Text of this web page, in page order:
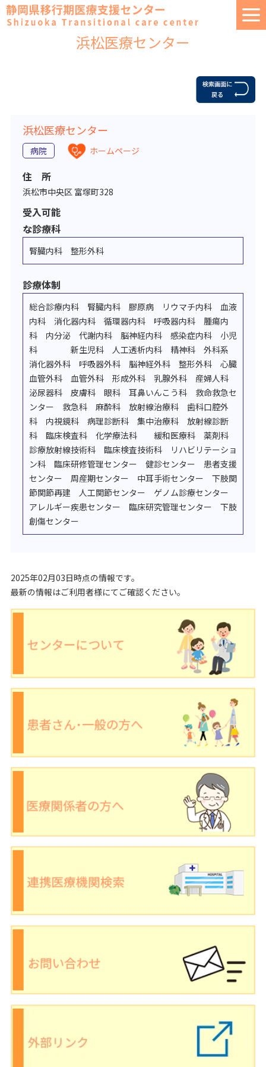
浜松医療センター
浜松医療センター
病院 ホームページ
住 所
浜松市中央区 富塚町328
受入可能
な診療科
腎臓内科 整形外科
診療体制
総合診療内科 腎臓内科 膠原病 リウマチ内科 血液
内科 消化器内科 循環器内科 呼吸器内科 腫瘍内
科 内分泌 代謝内科 脳神経内科 感染症内科 小児
科 新生児科 人工透析内科 精神科 外科系
消化器外科 呼吸器外科 脳神経外科 整形外科 心臓
血管外科 血管外科 形成外科 乳腺外科 産婦人科
泌尿器科 皮膚科 眼科 耳鼻いんこう科 救命救急セ
ンター 救急科 麻酔科 放射線治療科 歯科口腔外
科 内視鏡科 病理診断科 集中治療科 放射線診断
科 臨床検査科 化学療法科 緩和医療科 薬剤科
診療放射線技術科 臨床検査技術科 リハビリテーショ
ン科 臨床研修管理センター 健診センター 患者支援
センター 周産期センター 中耳手術センター 下肢関
節関節再建 人工関節センター ゲノム診療センター
アレルギー疾患センター 臨床研究管理センター 下肢
創傷センター
2025年02月03日時点の情報です。
最新の情報はご利用者様にてご確認ください。